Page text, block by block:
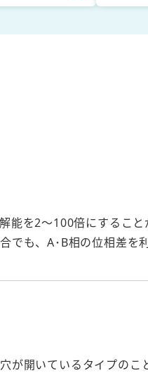
能を2～100倍にするこ
でも、A･B相の位相差を
が開いているタイプのこ